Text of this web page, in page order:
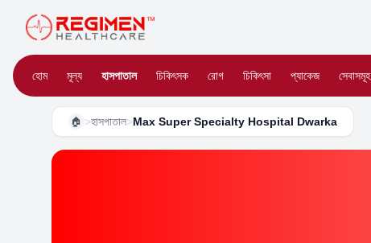
হোম মূল্য হাসপাতাল চিকিৎসক রোগ চিকিৎসা প্যাকেজ সেবাসমূহ
🏠 >হাসপাতাল>Max Super Specialty Hospital Dwarka